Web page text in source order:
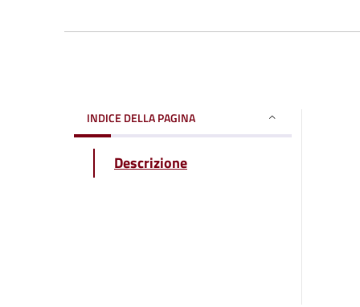
INDICE DELLA PAGINA
Descrizione